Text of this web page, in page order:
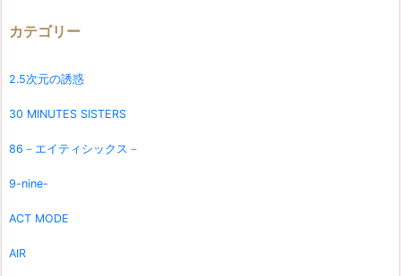
カテゴリー
2.5次元の誘惑
30 MINUTES SISTERS
86－エイティシックス－
9-nine-
ACT MODE
AIR